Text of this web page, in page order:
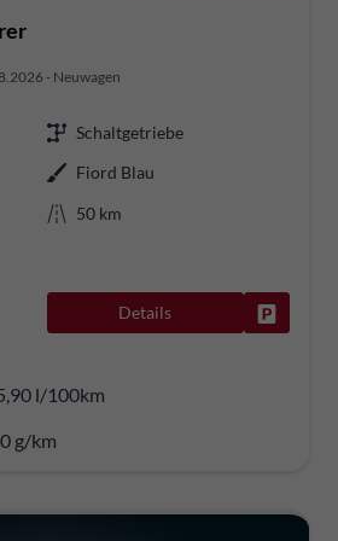
Neuwagen
Schaltgetriebe
Fiord Blau
50 km
Details
l/100km
g/km